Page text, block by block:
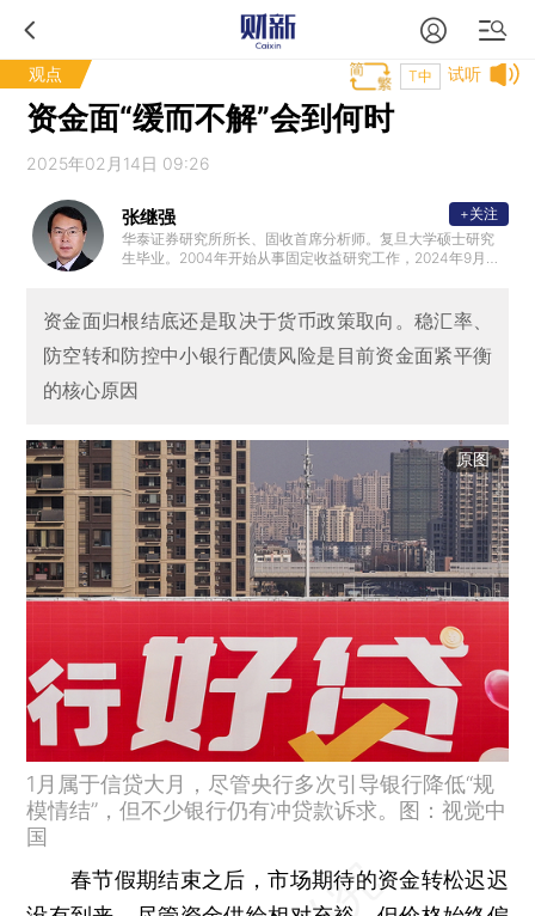
观点 试听
T中
资金面“缓而不解”会到何时
2025年02月14日 09:26
张继强
华泰证券研究所所长、固收首席分析师。复旦大学硕士研究
生毕业。2004年开始从事固定收益研究工作，2024年9月任
研究首席分析师，总量负责人。
+关注
资金面归根结底还是取决于货币政策取向。稳汇率、
防空转和防控中小银行配债风险是目前资金面紧平衡
的核心原因
原图
1月属于信贷大月，尽管央行多次引导银行降低“规
模情结”，但不少银行仍有冲贷款诉求。图：视觉中
国
春节假期结束之后，市场期待的资金转松迟迟